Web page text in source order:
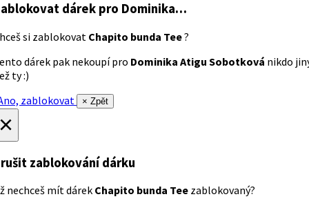
dárek pro Dominika…
si zablokovat Chapito bunda Tee?
dárek pak nekoupí pro Dominika Atigu Sobotková nikdo
ty :)
zablokovat
× Zpět
zablokování dárku
nechceš mít dárek Chapito bunda Tee zablokovaný?